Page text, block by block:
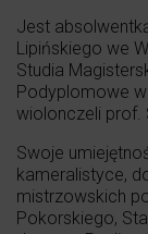
Jest
Lipińskiego we
Studia
Podyplomowe
wiolonczeli prof.
Swoje
kameralistyce,
mistrzowskich
Pokorskiego,